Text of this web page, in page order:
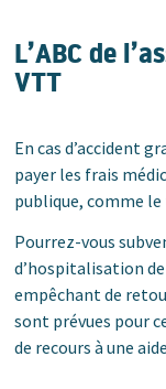
L’ABC de
VTT
En cas d’accident
payer les frais
publique, comme
Pourrez-vous
d’hospitalisation de
empêchant de
sont prévues pour
de recours à une